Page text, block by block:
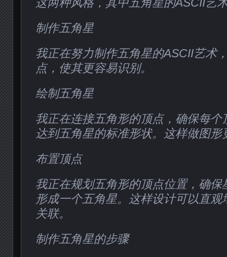
制作五角星
我正在努力制作五角星的ASCII艺术
点，使其更容易识别。
绘制五角星
我正在连接五角形的顶点，确保每个
达到五角星的标准形状。这样做图形
布置顶点
我正在规划五角形的顶点位置，确保
形成一个五角星。这样设计可以直
关联。
制作五角星的步骤